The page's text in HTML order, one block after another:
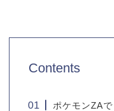
Contents
ポケモンZA